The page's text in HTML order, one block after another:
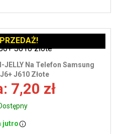
JELLY Na Telefon Samsung
J610 Złote
7,20 zł
jutro